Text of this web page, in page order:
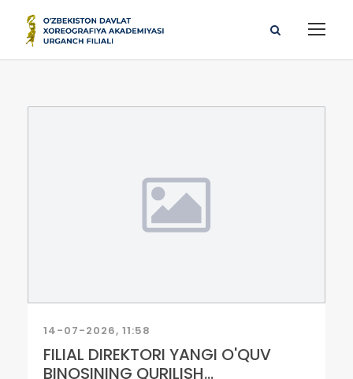
14-07-2026, 11:58
FILIAL DIREKTORI YANGI O'QUV
BINOSINING QURILISH...